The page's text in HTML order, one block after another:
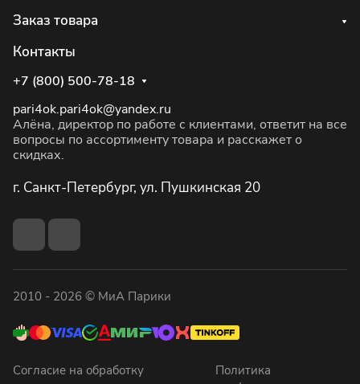
Заказ товара
Контакты
+7 (800) 500-78-18
pari4ok.pari4ok@yandex.ru
Алёна, директор по работе с клиентами, ответит на все
вопросы по ассортименту товара и расскажет о
скидках.
г. Санкт-Петербург, ул. Пушкинская 20
2010 - 2026 © МиА Парики
Согласие на обработку
Политика